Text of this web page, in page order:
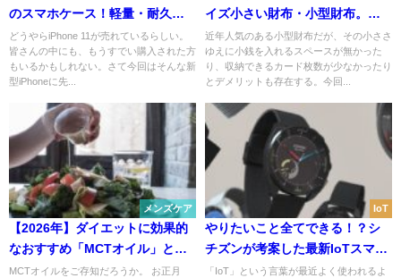
のスマホケース！軽量・耐久
性・デザイン
どうやらiPhone 11が売れているらしい。
皆さんの中にも、もうすでい購入された方
もいるかもしれない。さて今回はそんな新
型iPhoneに先...
イズ小さい財布・小型財布。カ
ードをよく使う人にZNAP
近年人気のある小型財布だが、その小ささ
ゆえに小銭を入れるスペースが無かった
り、収納できるカード枚数が少なかったり
とデメリットも存在する。今回...
メンズケア
【2026年】ダイエットに効果的
なおすすめ「MCTオイル」と
は？メリット・注意点まとめ
MCTオイルをご存知だろうか。 お正月
IoT
やりたいこと全てできる！？シ
チズンが考案した最新IoTスマー
トウォッチとは？
「IoT」という言葉が最近よく使われるよ